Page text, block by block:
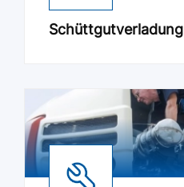
Schüttgutverladung